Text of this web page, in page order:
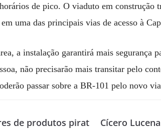
de pico. O viaduto em construção
uma das principais vias de acesso à
a instalação garantirá mais segurança
não precisarão mais transitar pelo
passar sobre a BR-101 pelo novo
de produtos pirat
Cícero